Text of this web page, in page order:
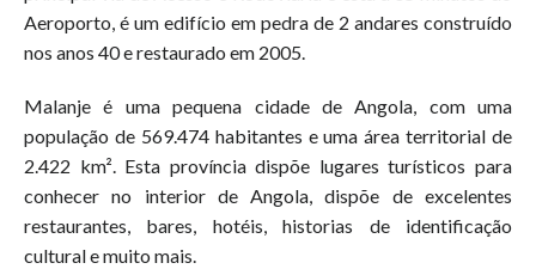
Aeroporto, é um edifício em pedra de 2 andares construído
nos anos 40 e restaurado em 2005.
Malanje é uma pequena cidade de Angola, com uma
população de 569.474 habitantes e uma área territorial de
2.422 km². Esta província dispõe lugares turísticos para
conhecer no interior de Angola, dispõe de excelentes
restaurantes, bares, hotéis, historias de identificação
cultural e muito mais.